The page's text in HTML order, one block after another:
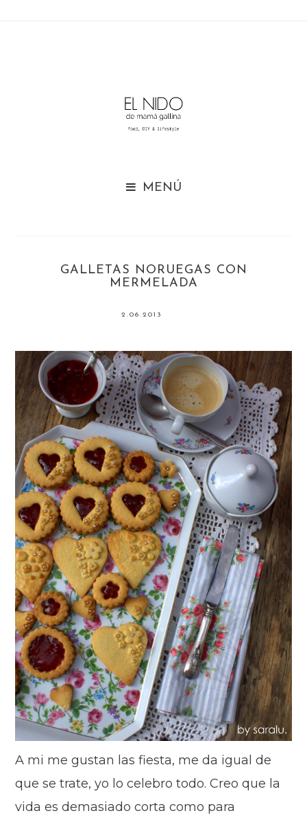

GALLETAS NORUEGAS CON
MERMELADA
2.06.2013
A mi me gustan las fiesta, me da igual de
que se trate, yo lo celebro todo. Creo que la
vida es demasiado corta como para